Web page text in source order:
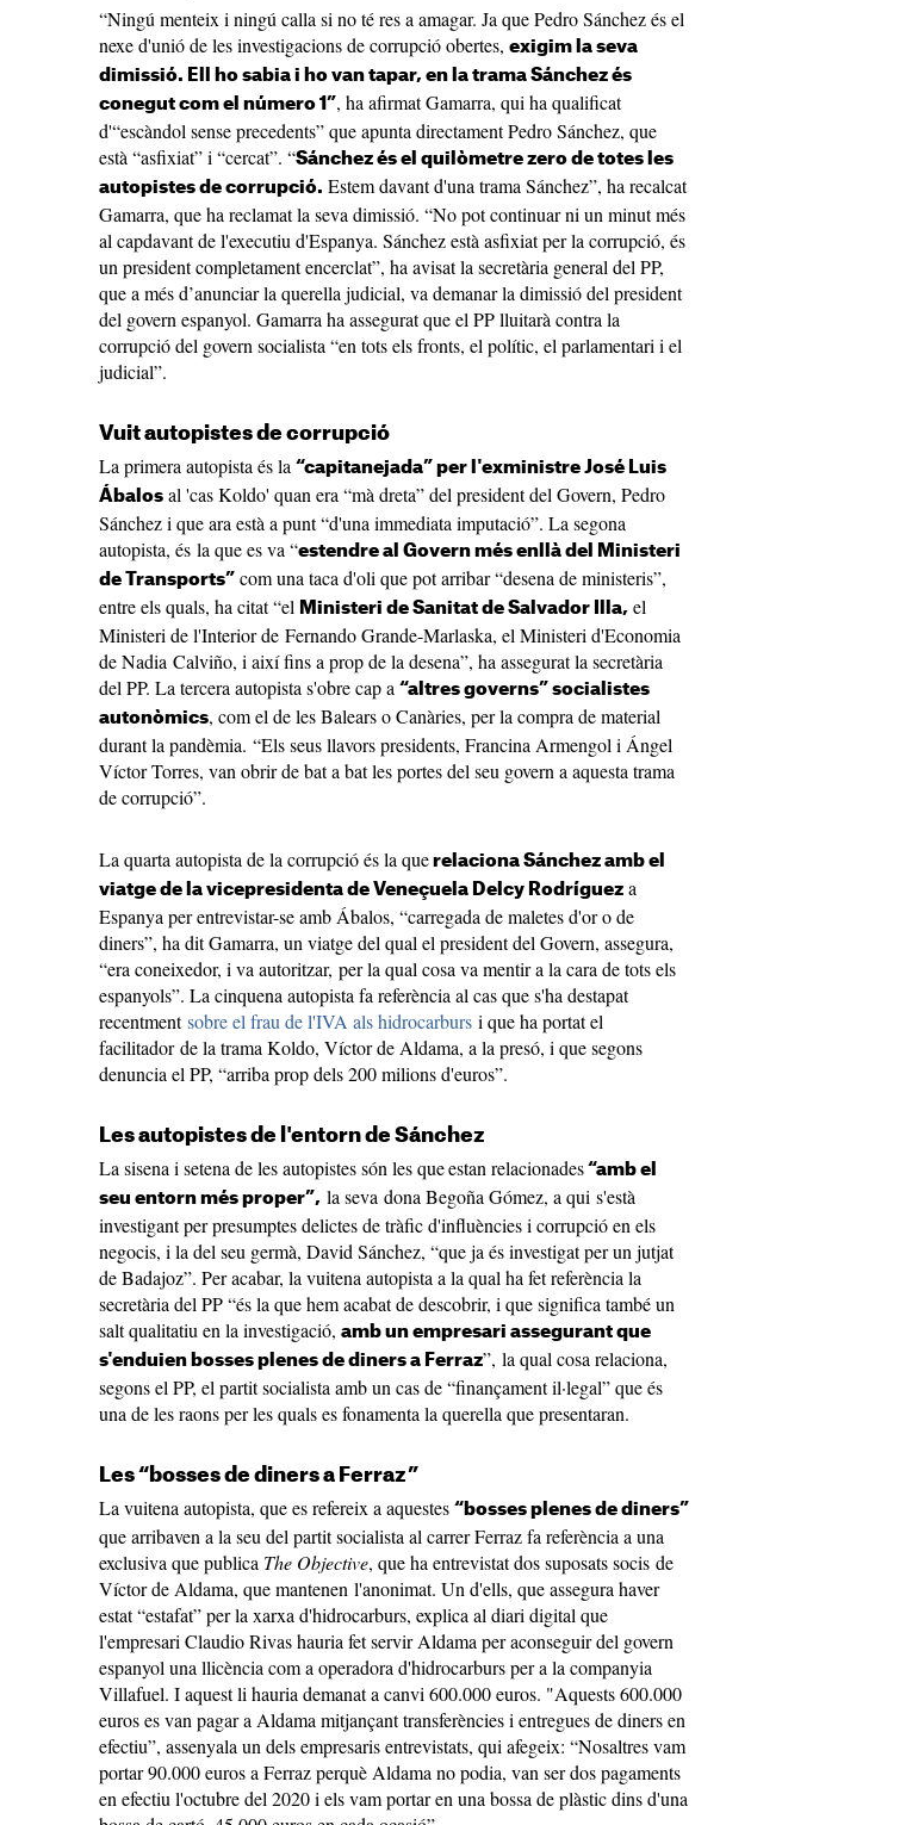
“Ningú menteix i ningú calla si no té res a amagar. Ja que Pedro Sánchez és el
nexe d'unió de les investigacions de corrupció obertes, exigim la seva
dimissió. Ell ho sabia i ho van tapar, en la trama Sánchez és
conegut com el número 1”, ha afirmat Gamarra, qui ha qualificat
d'“escàndol sense precedents” que apunta directament Pedro Sánchez, que
està “asfixiat” i “cercat”. “Sánchez és el quilòmetre zero de totes les
autopistes de corrupció. Estem davant d'una trama Sánchez”, ha recalcat
Gamarra, que ha reclamat la seva dimissió. “No pot continuar ni un minut més
al capdavant de l'executiu d'Espanya. Sánchez està asfixiat per la corrupció, és
un president completament encerclat”, ha avisat la secretària general del PP,
que a més d’anunciar la querella judicial, va demanar la dimissió del president
del govern espanyol. Gamarra ha assegurat que el PP lluitarà contra la
corrupció del govern socialista “en tots els fronts, el polític, el parlamentari i el
judicial”.
Vuit autopistes de corrupció
La primera autopista és la “capitanejada” per l'exministre José Luis
Ábalos al 'cas Koldo' quan era “mà dreta” del president del Govern, Pedro
Sánchez i que ara està a punt “d'una immediata imputació”. La segona
autopista, és la que es va “estendre al Govern més enllà del Ministeri
de Transports” com una taca d'oli que pot arribar “desena de ministeris”,
entre els quals, ha citat “el Ministeri de Sanitat de Salvador Illa, el
Ministeri de l'Interior de Fernando Grande-Marlaska, el Ministeri d'Economia
de Nadia Calviño, i així fins a prop de la desena”, ha assegurat la secretària
del PP. La tercera autopista s'obre cap a “altres governs” socialistes
autonòmics, com el de les Balears o Canàries, per la compra de material
durant la pandèmia. “Els seus llavors presidents, Francina Armengol i Ángel
Víctor Torres, van obrir de bat a bat les portes del seu govern a aquesta trama
de corrupció”.
La quarta autopista de la corrupció és la que relaciona Sánchez amb el
viatge de la vicepresidenta de Veneçuela Delcy Rodríguez a
Espanya per entrevistar-se amb Ábalos, “carregada de maletes d'or o de
diners”, ha dit Gamarra, un viatge del qual el president del Govern, assegura,
“era coneixedor, i va autoritzar, per la qual cosa va mentir a la cara de tots els
espanyols”. La cinquena autopista fa referència al cas que s'ha destapat
recentmentsobre el frau de l'IVA als hidrocarburs i que ha portat el
facilitador de la trama Koldo, Víctor de Aldama, a la presó, i que segons
denuncia el PP, “arriba prop dels 200 milions d'euros”.
Les autopistes de l'entorn de Sánchez
La sisena i setena de les autopistes són les queestan relacionades “amb el
seu entorn més proper”, la seva dona Begoña Gómez, a qui s'està
investigant per presumptes delictes de tràfic d'influències i corrupció en els
negocis, i la del seu germà, David Sánchez, “que ja és investigat per un jutjat
de Badajoz”. Per acabar, la vuitena autopista a la qual ha fet referència la
secretària del PP “és la que hem acabat de descobrir, i que significa també un
salt qualitatiu en la investigació, amb un empresari assegurant que
s'enduien bosses plenes de diners a Ferraz”, la qual cosa relaciona,
segons el PP, el partit socialista amb un cas de “finançament il·legal” que és
una de les raons per les quals es fonamenta la querella que presentaran.
Les “bosses de diners a Ferraz”
La vuitena autopista, que es refereix a aquestes “bosses plenes de diners”
que arribaven a la seu del partit socialista al carrer Ferraz fa referència a una
exclusiva que publica The Objective, que ha entrevistat dos suposats socis de
Víctor de Aldama, que mantenen l'anonimat. Un d'ells, que assegura haver
estat “estafat” per la xarxa d'hidrocarburs, explica al diari digital que
l'empresari Claudio Rivas hauria fet servir Aldama per aconseguir del govern
espanyol una llicència com a operadora d'hidrocarburs per a la companyia
Villafuel. I aquest li hauria demanat a canvi 600.000 euros. "Aquests 600.000
euros es van pagar a Aldama mitjançant transferències i entregues de diners en
efectiu”, assenyala un dels empresaris entrevistats, qui afegeix: “Nosaltres vam
portar 90.000 euros a Ferraz perquè Aldama no podia, van ser dos pagaments
en efectiu l'octubre del 2020 i els vam portar en una bossa de plàstic dins d'una